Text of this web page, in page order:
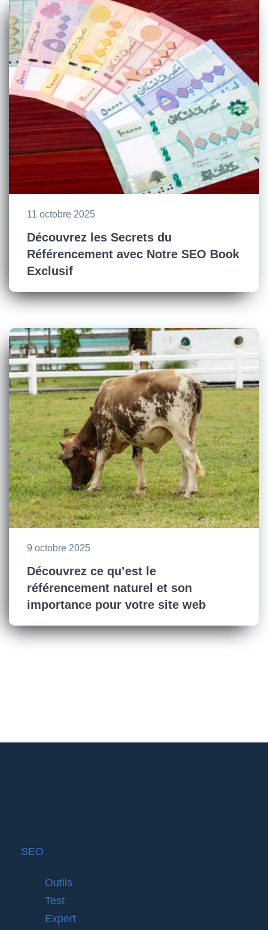
11 octobre 2025
Découvrez les Secrets du
Référencement avec Notre SEO Book
Exclusif
9 octobre 2025
Découvrez ce qu’est le
référencement naturel et son
importance pour votre site web
SEO
Outils
Test
Expert